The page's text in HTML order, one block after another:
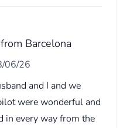
Barcelona
06/26
and I and we
were wonderful and
in every way from the